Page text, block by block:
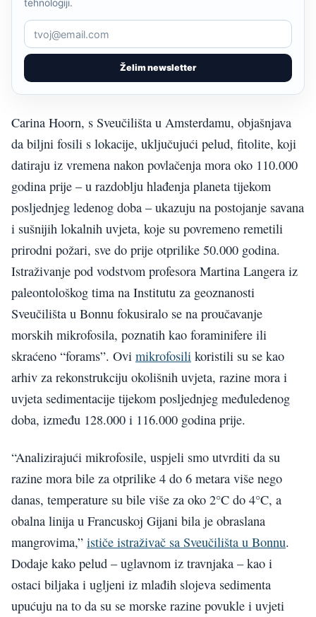
Želim newsletter
tehnologiji.
Carina Hoorn, s Sveučilišta u Amsterdamu, objašnjava
da biljni fosili s lokacije, uključujući pelud, fitolite, koji
datiraju iz vremena nakon povlačenja mora oko 110.000
godina prije – u razdoblju hlađenja planeta tijekom
posljednjeg ledenog doba – ukazuju na postojanje savana
i sušnijih lokalnih uvjeta, koje su povremeno remetili
prirodni požari, sve do prije otprilike 50.000 godina.
Istraživanje pod vodstvom profesora Martina Langera iz
paleontološkog tima na Institutu za geoznanosti
Sveučilišta u Bonnu fokusiralo se na proučavanje
morskih mikrofosila, poznatih kao foraminifere ili
skraćeno “forams”. Ovi mikrofosili koristili su se kao
arhiv za rekonstrukciju okolišnih uvjeta, razine mora i
uvjeta sedimentacije tijekom posljednjeg međuledenog
doba, između 128.000 i 116.000 godina prije.
“Analizirajući mikrofosile, uspjeli smo utvrditi da su
razine mora bile za otprilike 4 do 6 metara više nego
danas, temperature su bile više za oko 2°C do 4°C, a
obalna linija u Francuskoj Gijani bila je obraslana
mangrovima,” ističe istraživač sa Sveučilišta u Bonnu.
Dodaje kako pelud – uglavnom iz travnjaka – kao i
ostaci biljaka i ugljeni iz mlađih slojeva sedimenta
upućuju na to da su se morske razine povukle i uvjeti